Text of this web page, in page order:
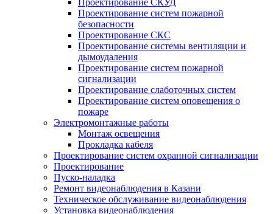
Проектирование СКУД
Проектирование систем пожарной
безопасности
Проектирование СКС
Проектирование системы вентиляции и
дымоудаления
Проектирование систем пожарной
сигнализации
Проектирование слаботочных систем
Проектирование систем оповещения о
пожаре
Электромонтажные работы
Монтаж освещения
Прокладка кабеля
Проектирование систем охранной сигнализации
Проектирование
Пуско-наладка
Ремонт видеонаблюдения в Казани
Техническое обслуживание видеонаблюдения
Установка видеонаблюдения